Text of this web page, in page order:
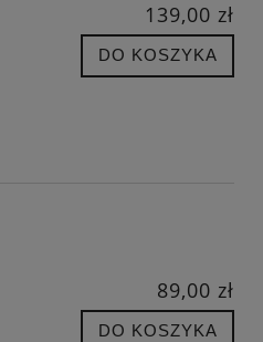
139,00 zł
DO KOSZYKA
89,00 zł
DO KOSZYKA